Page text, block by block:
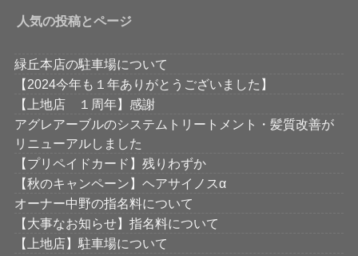
人気の投稿とページ
緑丘本店の駐車場について
【2024今年も１年ありがとうございました】
【上地店 １周年】感謝
アグレアーブルのシステムトリートメント・髪質改善が
リニューアルしました
【プリペイドカード】残りわずか
【秋のキャンペーン】ヘアサイノスα
オーナー中野の指名料について
【大事なお知らせ】指名料について
【上地店】駐車場について